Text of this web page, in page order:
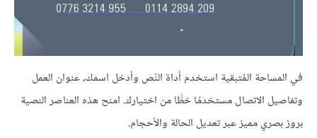
في المساحة المُتبقية استخدم أداة النّص وأدخل اسمك، عنوان العمل
وتفاصيل الاتصال مستخدمًا خطًّا من اختيارك. امنح هذه العناصر النصية
بروز بصري مميز عبر تعديل الحالة والأحجام.